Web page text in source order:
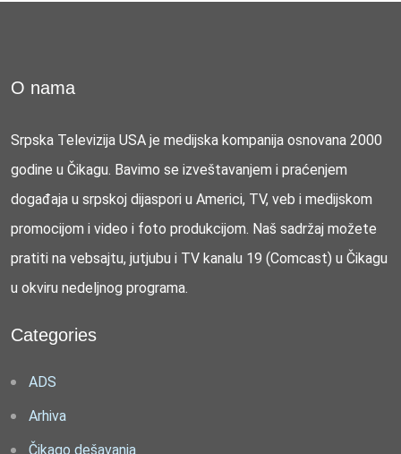
O nama
Srpska Televizija USA je medijska kompanija osnovana 2000
godine u Čikagu. Bavimo se izveštavanjem i praćenjem
događaja u srpskoj dijaspori u Americi, TV, veb i medijskom
promocijom i video i foto produkcijom. Naš sadržaj možete
pratiti na vebsajtu, jutjubu i TV kanalu 19 (Comcast) u Čikagu
u okviru nedeljnog programa.
Categories
ADS
Arhiva
Čikago dešavanja